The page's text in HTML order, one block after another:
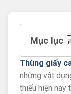
Mục lục
Thùng giấy
những vật
thiếu hiện nay